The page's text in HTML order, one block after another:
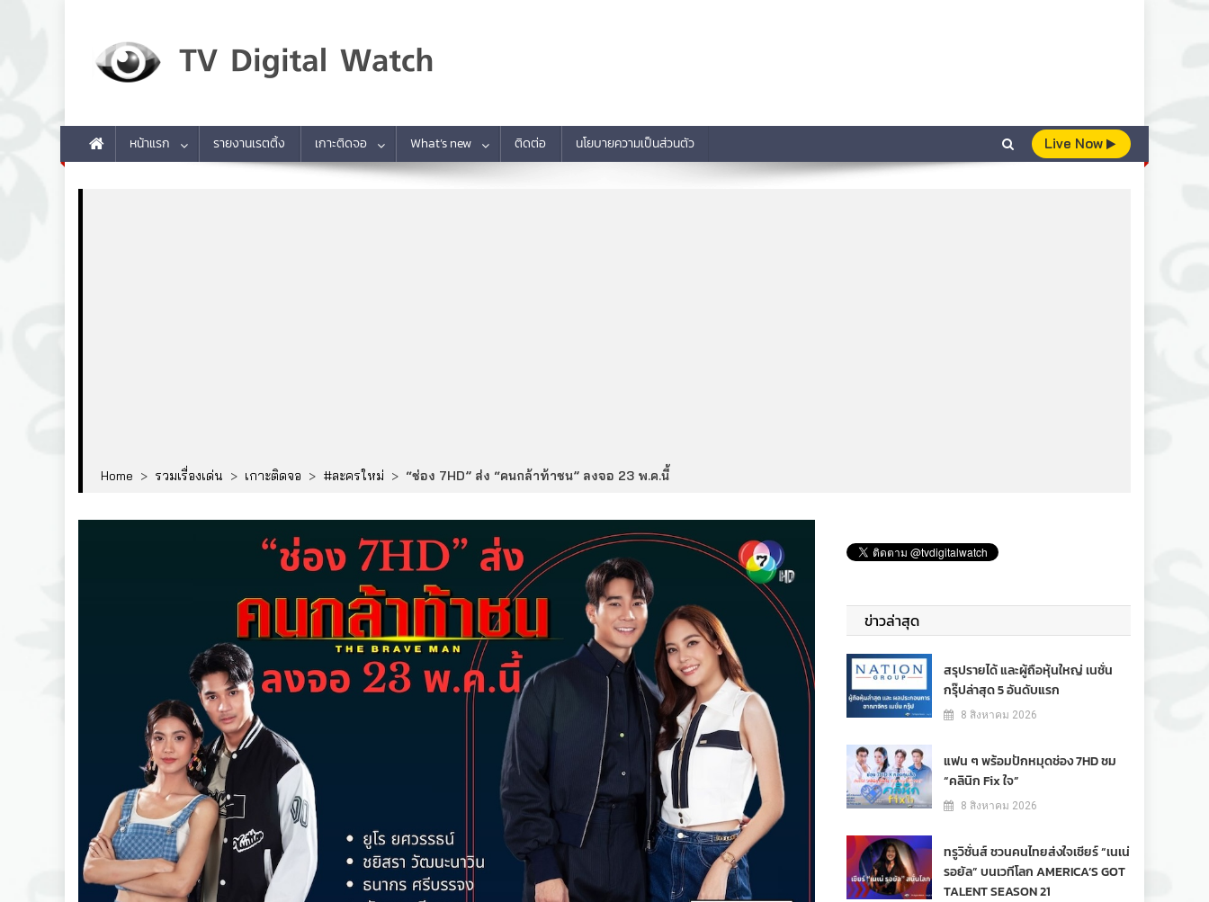
หน้าแรก รายงานเรตติ้ง เกาะติดจอ What’s new ติดต่อ นโยบายความเป็นส่วนตัว Live Now
Home > รวมเรื่องเด่น > เกาะติดจอ > #ละครใหม่ > “ช่อง 7HD” ส่ง “คนกล้าท้าชน” ลงจอ 23 พ.ค.นี้
ข่าวล่าสุด
สรุปรายได้ และผู้ถือหุ้นใหญ่ เนชั่น
กรุ๊ปล่าสุด 5 อันดับแรก
8 สิงหาคม 2026
แฟน ๆ พร้อมปักหมุดช่อง 7HD ชม
“คลินิก Fix ใจ”
8 สิงหาคม 2026
ทรูวิชั่นส์ ชวนคนไทยส่งใจเชียร์ “เนเน่
รอยัล” บนเวทีโลก AMERICA’S GOT
TALENT SEASON 21